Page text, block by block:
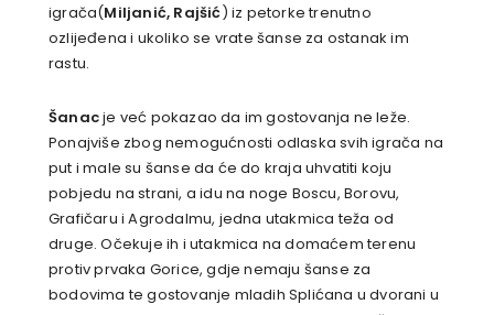
igrača(Miljanić, Rajšić) iz petorke trenutno
ozlijeđena i ukoliko se vrate šanse za ostanak im
rastu.
Šanacje već pokazao da im gostovanja ne leže.
Ponajviše zbog nemogućnosti odlaska svih igrača na
put i male su šanse da će do kraja uhvatiti koju
pobjedu na strani, a idu na noge Boscu, Borovu,
Grafičaru i Agrodalmu, jedna utakmica teža od
druge. Očekuje ih i utakmica na domaćem terenu
protiv prvaka Gorice, gdje nemaju šanse za
bodovima te gostovanje mladih Splićana u dvorani u